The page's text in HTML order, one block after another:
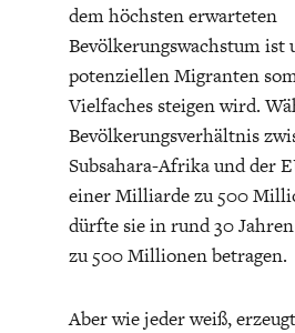
dem höchsten erwarteten
Bevölkerungswachstum ist
potenziellen Migranten
Vielfaches steigen wird.
Bevölkerungsverhältnis
Subsahara-Afrika und der
einer Milliarde zu 500
dürfte sie in rund 30
zu 500 Millionen betragen.
Aber wie jeder weiß,